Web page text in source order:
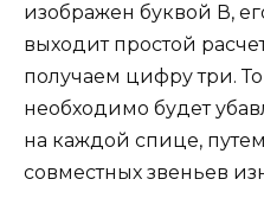
изображен буквой В,
выходит простой
получаем цифру три. То
необходимо будет
на каждой спице,
совместных звеньев